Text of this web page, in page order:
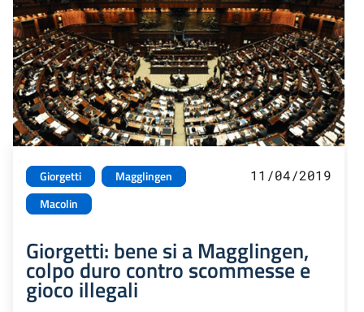
Giorgetti
Magglingen
Macolin
11/04/2019
Giorgetti: bene si a Magglingen,
colpo duro contro scommesse e
gioco illegali